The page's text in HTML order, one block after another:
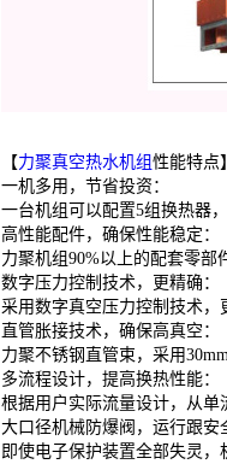
【力聚真空热水机组性能特点
一机多用，节省投资：
一台机组可以配置5组换热器
高性能配件，确保性能稳定：
力聚机组90%以上的配套零
数字压力控制技术，更精确：
采用数字真空压力控制技术
直管胀接技术，确保高真空：
力聚不锈钢直管束，采用
多流程设计，提高换热性能：
根据用户实际流量设计，从
大口径机械防爆阀，运行跟安
即使电子保护装置全部失灵